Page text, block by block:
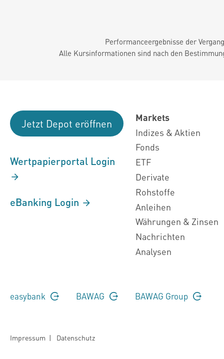
Performanceergebnisse der
Alle Kursinformationen sind nach den
Jetzt Depot eröffnen
Wertpapierportal Login
eBanking Login
Markets
Indizes & Aktien
Fonds
ETF
Derivate
Rohstoffe
Anleihen
Währungen & Zinsen
Nachrichten
Analysen
easybank BAWAG BAWAG Group
Impressum | Datenschutz